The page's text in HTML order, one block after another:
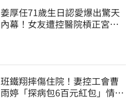
姜厚任71歲生日認愛爆出驚天
內幕！女友遭控醫院槓正宮女
班鐵翔摔傷住院！妻控工會曹
雨婷「探病包6百元紅包」情